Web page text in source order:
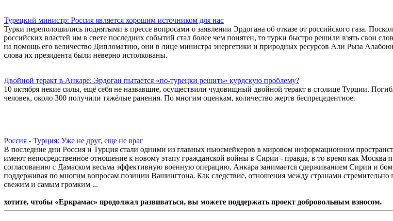
Турецкий министр: Россия является хорошим источником для нас
Турки переполошились поднятыми в прессе вопросами о заявлении Эрдогана об отказе от российского газа.
российских властей им в свете последних событий стал более чем понятен, то турки быстро решили взять свои
на помощь его величество Дипломатию, они в лице министра энергетики и природных ресурсов Али Рыза
слова их президента были неверно истолкованы.
Двойной теракт в Анкаре: Эрдоган пытается «по-турецки решить» курдскую проблему?
10 октября некие силы, ещё себя не назвавшие, осуществили чудовищный двойной теракт в столице Турции.
человек, около 300 получили тяжёлые ранения. По многим оценкам, количество жертв беспрецедентное.
Россия - Турция: Уже не друг, еще не враг
В последние дни Россия и Турция стали одними из главных ньюсмейкеров в мировом информационном
имеют непосредственное отношение к новому этапу гражданской войны в Сирии - правда, в то время как Москва
согласованию с Дамаском весьма эффективную военную операцию, Анкара занимается сдерживанием Сирии и
поддерживая по многим вопросам позиции Вашингтона. Как следствие, отношения между странами стремительно
свежим и самым громким ...
хотите, чтобы «Еркрамас» продолжал развиваться, вы можете поддержать проект добровольным взносом.